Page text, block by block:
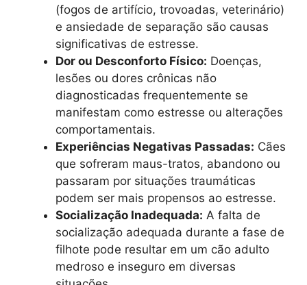
(fogos de artifício, trovoadas, veterinário)
e ansiedade de separação são causas
significativas de estresse.
Dor ou Desconforto Físico: Doenças,
lesões ou dores crônicas não
diagnosticadas frequentemente se
manifestam como estresse ou alterações
comportamentais.
Experiências Negativas Passadas: Cães
que sofreram maus-tratos, abandono ou
passaram por situações traumáticas
podem ser mais propensos ao estresse.
Socialização Inadequada: A falta de
socialização adequada durante a fase de
filhote pode resultar em um cão adulto
medroso e inseguro em diversas